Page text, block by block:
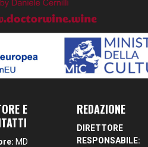
E
MD
REDAZIONE
DIRETTORE
RESPONSABILE: